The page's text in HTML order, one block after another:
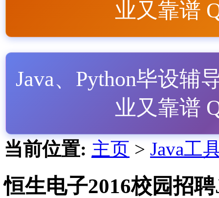
业又靠谱
Java、Python毕设辅
业又靠谱
当前位置: 主页 > Java工
恒生电子2016校园招